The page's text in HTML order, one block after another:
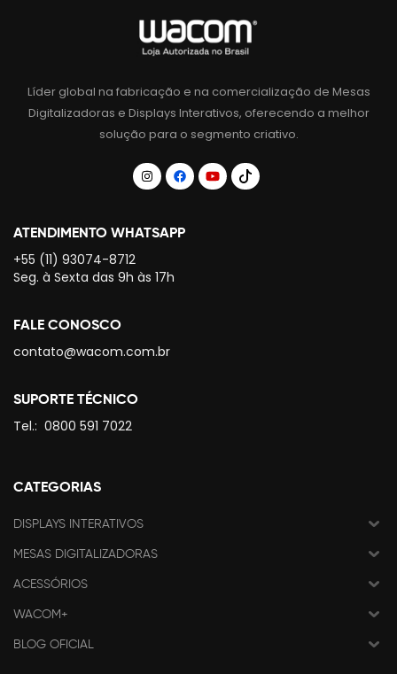
Líder global na fabricação e na comercialização de Mesas
Digitalizadoras e Displays Interativos, oferecendo a melhor
solução para o segmento criativo.
ATENDIMENTO WHATSAPP
+55 (11) 93074-8712
Seg. à Sexta das 9h às 17h
FALE CONOSCO
contato@wacom.com.br
SUPORTE TÉCNICO
Tel.: 0800 591 7022
CATEGORIAS
DISPLAYS INTERATIVOS
MESAS DIGITALIZADORAS
ACESSÓRIOS
WACOM+
BLOG OFICIAL